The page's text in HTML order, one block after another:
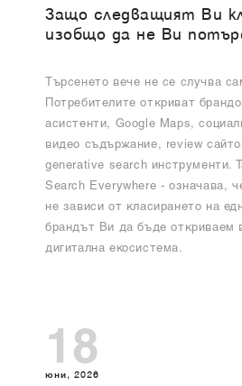
Защо следващият Ви
изобщо да не Ви
Търсенето вече не се случва
Потребителите откриват
асистенти, Google Maps,
видео съдържание, review
generative search инструменти.
Search Everywhere - означава,
не зависи от класирането на
брандът Ви да бъде откриваем
дигитална екосистема.
18
юни, 2026